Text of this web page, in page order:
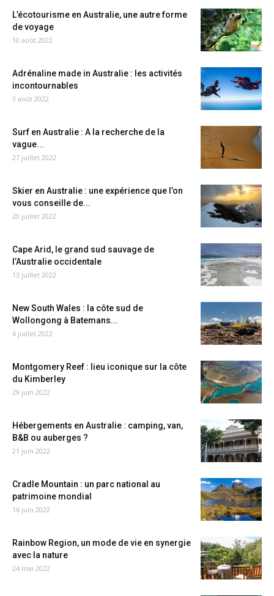
L’écotourisme en Australie, une autre forme
de voyage
10 août 2022
Adrénaline made in Australie : les activités
incontournables
3 août 2022
Surf en Australie : A la recherche de la
vague...
27 juillet 2022
Skier en Australie : une expérience que l’on
vous conseille de...
20 juillet 2022
Cape Arid, le grand sud sauvage de
l’Australie occidentale
13 juillet 2022
New South Wales : la côte sud de
Wollongong à Batemans...
6 juillet 2022
Montgomery Reef : lieu iconique sur la côte
du Kimberley
29 juin 2022
Hébergements en Australie : camping, van,
B&B ou auberges ?
21 juin 2022
Cradle Mountain : un parc national au
patrimoine mondial
16 juin 2022
Rainbow Region, un mode de vie en synergie
avec la nature
24 mai 2022